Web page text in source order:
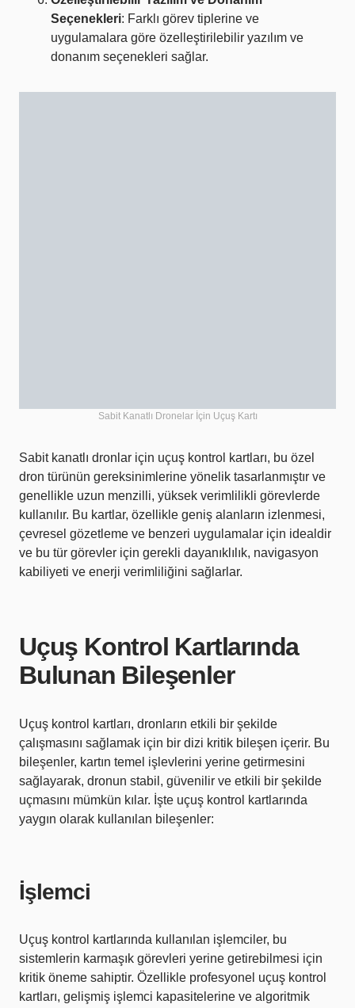
Seçenekleri: Farklı görev tiplerine ve
uygulamalara göre özelleştirilebilir yazılım ve
donanım seçenekleri sağlar.
Sabit Kanatlı Dronelar İçin Uçuş Kartı
Sabit kanatlı dronlar için uçuş kontrol kartları, bu özel
dron türünün gereksinimlerine yönelik tasarlanmıştır ve
genellikle uzun menzilli, yüksek verimlilikli görevlerde
kullanılır. Bu kartlar, özellikle geniş alanların izlenmesi,
çevresel gözetleme ve benzeri uygulamalar için idealdir
ve bu tür görevler için gerekli dayanıklılık, navigasyon
kabiliyeti ve enerji verimliliğini sağlarlar.
Uçuş Kontrol Kartlarında
Bulunan Bileşenler
Uçuş kontrol kartları, dronların etkili bir şekilde
çalışmasını sağlamak için bir dizi kritik bileşen içerir. Bu
bileşenler, kartın temel işlevlerini yerine getirmesini
sağlayarak, dronun stabil, güvenilir ve etkili bir şekilde
uçmasını mümkün kılar. İşte uçuş kontrol kartlarında
yaygın olarak kullanılan bileşenler:
İşlemci
Uçuş kontrol kartlarında kullanılan işlemciler, bu
sistemlerin karmaşık görevleri yerine getirebilmesi için
kritik öneme sahiptir. Özellikle profesyonel uçuş kontrol
kartları, gelişmiş işlemci kapasitelerine ve algoritmik